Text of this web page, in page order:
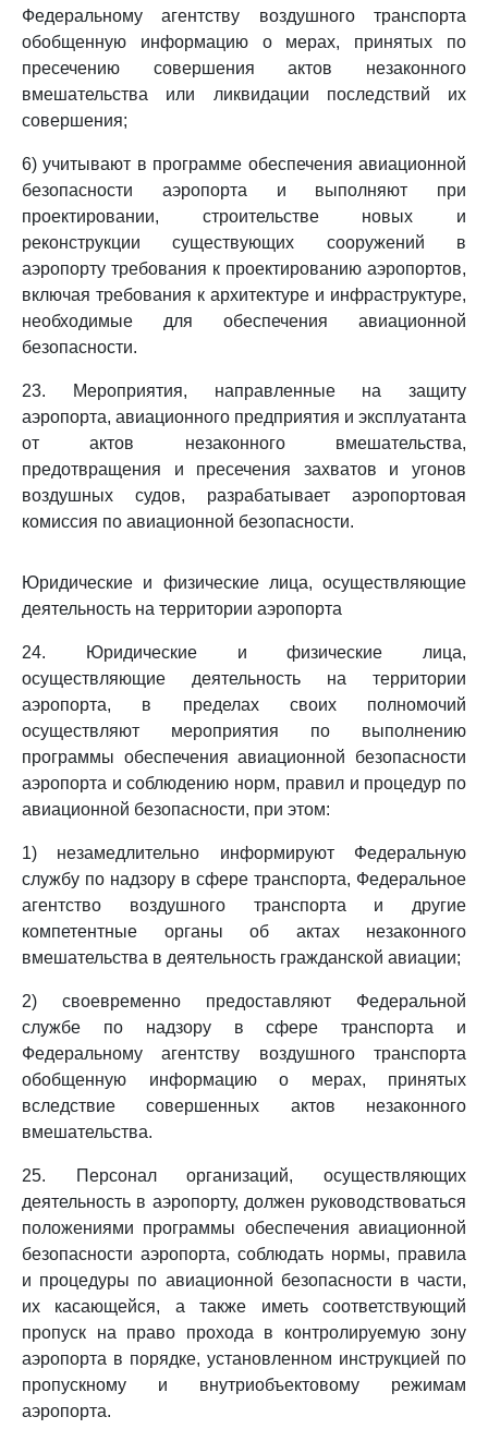
Федеральному агентству воздушного транспорта
обобщенную информацию о мерах, принятых по
пресечению совершения актов незаконного
вмешательства или ликвидации последствий их
совершения;
6) учитывают в программе обеспечения авиационной
безопасности аэропорта и выполняют при
проектировании, строительстве новых и
реконструкции существующих сооружений в
аэропорту требования к проектированию аэропортов,
включая требования к архитектуре и инфраструктуре,
необходимые для обеспечения авиационной
безопасности.
23. Мероприятия, направленные на защиту
аэропорта, авиационного предприятия и эксплуатанта
от актов незаконного вмешательства,
предотвращения и пресечения захватов и угонов
воздушных судов, разрабатывает аэропортовая
комиссия по авиационной безопасности.
Юридические и физические лица, осуществляющие
деятельность на территории аэропорта
24. Юридические и физические лица,
осуществляющие деятельность на территории
аэропорта, в пределах своих полномочий
осуществляют мероприятия по выполнению
программы обеспечения авиационной безопасности
аэропорта и соблюдению норм, правил и процедур по
авиационной безопасности, при этом:
1) незамедлительно информируют Федеральную
службу по надзору в сфере транспорта, Федеральное
агентство воздушного транспорта и другие
компетентные органы об актах незаконного
вмешательства в деятельность гражданской авиации;
2) своевременно предоставляют Федеральной
службе по надзору в сфере транспорта и
Федеральному агентству воздушного транспорта
обобщенную информацию о мерах, принятых
вследствие совершенных актов незаконного
вмешательства.
25. Персонал организаций, осуществляющих
деятельность в аэропорту, должен руководствоваться
положениями программы обеспечения авиационной
безопасности аэропорта, соблюдать нормы, правила
и процедуры по авиационной безопасности в части,
их касающейся, а также иметь соответствующий
пропуск на право прохода в контролируемую зону
аэропорта в порядке, установленном инструкцией по
пропускному и внутриобъектовому режимам
аэропорта.